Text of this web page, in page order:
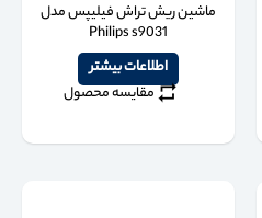
ماشین ریش تراش فیلیپس مدل
Philips s9031
اطلاعات بیشتر
مقایسه محصول